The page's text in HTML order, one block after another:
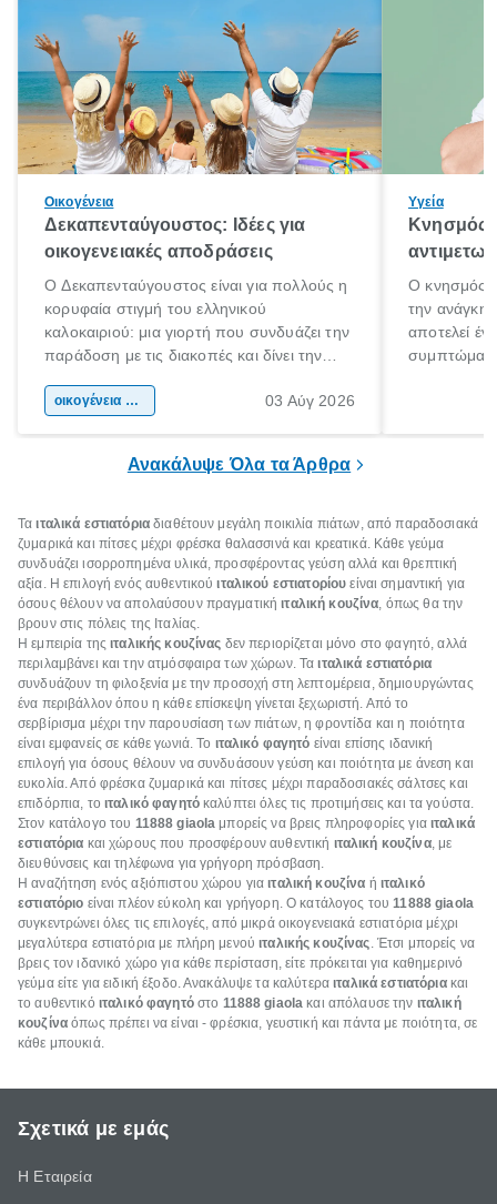
Οικογένεια
Δεκαπενταύγουστος: Ιδέες για
οικογενειακές αποδράσεις
Ο Δεκαπενταύγουστος είναι για πολλούς η
κορυφαία στιγμή του ελληνικού
καλοκαιριού: μια γιορτή που συνδυάζει την
παράδοση με τις διακοπές και δίνει την
χώρας. Είτε πρόκειται για λίγες μέρες
οικογένεια & παιδί 03 Αύγ 2026
Υγεία
Κνησμός:
Ο κνησμός
την ανάγκη
αποτελεί
Ανακάλυψε Όλα τα Άρθρα
Ταιταλικά εστιατόριαδιαθέτουν μεγάλη ποικιλία πιάτων, από παραδοσιακά
ζυμαρικά και πίτσες μέχρι φρέσκα θαλασσινά και κρεατικά. Κάθε γεύμα
συνδυάζει ισορροπημένα υλικά, προσφέροντας γεύση αλλά και θρεπτική
αξία. Η επιλογή ενός αυθεντικούιταλικού εστιατορίου είναι σημαντική για
όσους θέλουν να απολαύσουν πραγματικήιταλική κουζίνα, όπως θα την
βρουν στις πόλεις της Ιταλίας.
Η εμπειρία τηςιταλικής κουζίνας δεν περιορίζεται μόνο στο φαγητό, αλλά
περιλαμβάνει και την ατμόσφαιρα των χώρων. Ταιταλικά εστιατόρια
συνδυάζουν τη φιλοξενία με την προσοχή στη λεπτομέρεια, δημιουργώντας
ένα περιβάλλον όπου η κάθε επίσκεψη γίνεται ξεχωριστή. Από το
σερβίρισμα μέχρι την παρουσίαση των πιάτων, η φροντίδα και η ποιότητα
είναι εμφανείς σε κάθε γωνιά. Το ιταλικό φαγητό είναι επίσης ιδανική
επιλογή για όσους θέλουν να συνδυάσουν γεύση και ποιότητα με άνεση και
ευκολία. Από φρέσκα ζυμαρικά και πίτσες μέχρι παραδοσιακές σάλτσες και
επιδόρπια, το ιταλικό φαγητόκαλύπτει όλες τις προτιμήσεις και τα γούστα.
Στον κατάλογο του 11888 giaola μπορείς να βρεις πληροφορίες για ιταλικά
εστιατόρια και χώρους που προσφέρουν αυθεντική ιταλική κουζίνα, με
διευθύνσεις και τηλέφωνα για γρήγορη πρόσβαση.
Η αναζήτηση ενός αξιόπιστου χώρου γιαιταλική κουζίνα ή ιταλικό
εστιατόριο είναι πλέον εύκολη και γρήγορη. Ο κατάλογος του11888 giaola
συγκεντρώνει όλες τις επιλογές, από μικρά οικογενειακά εστιατόρια μέχρι
μεγαλύτερα εστιατόρια με πλήρη μενούιταλικής κουζίνας. Έτσι μπορείς να
βρεις τον ιδανικό χώρο για κάθε περίσταση, είτε πρόκειται για καθημερινό
γεύμα είτε για ειδική έξοδο. Ανακάλυψε τα καλύτεραιταλικά εστιατόριακαι
το αυθεντικό ιταλικό φαγητόστο 11888 giaola και απόλαυσε την ιταλική
κουζίναόπως πρέπει να είναι - φρέσκια, γευστική και πάντα με ποιότητα, σε
κάθε μπουκιά.
Σχετικά με εμάς
Η Εταιρεία